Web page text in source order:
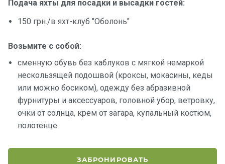
Подача яхты для посадки и высадки гостей:
150 грн./в яхт-клуб "Оболонь"
Возьмите с собой:
сменную обувь без каблуков с мягкой немаркой
нескользящей подошвой (кроксы, мокасины, кеды
или можно босиком), одежду без абразивной
фурнитуры и аксессуаров, головной убор, ветровку,
очки от солнца, крем от загара, купальный костюм,
полотенце
ЗАБРОНИРОВАТЬ